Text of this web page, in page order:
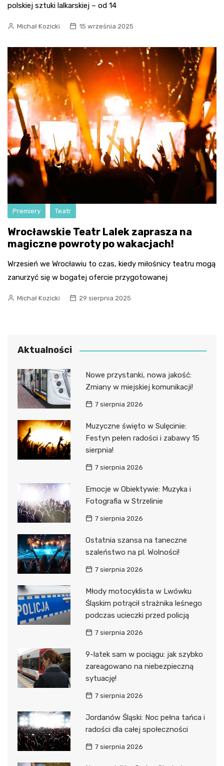
polskiej sztuki lalkarskiej – od 14
Michał Kozicki 15 września 2025
Premiery Teatr
Wrocławskie Teatr Lalek zaprasza na
magiczne powroty po wakacjach!
Wrzesień we Wrocławiu to czas, kiedy miłośnicy teatru mogą
zanurzyć się w bogatej ofercie przygotowanej
Michał Kozicki 29 sierpnia 2025
Aktualności
Nowe przystanki, nowa jakość:
Zmiany w miejskiej komunikacji!
7 sierpnia 2026
Muzyczne święto w Sulęcinie:
Festyn pełen radości i zabawy 15
sierpnia!
7 sierpnia 2026
Emocje w Obiektywie: Muzyka i
Fotografia w Strzelinie
7 sierpnia 2026
Ostatnia szansa na taneczne
szaleństwo na pl. Wolności!
7 sierpnia 2026
Młody motocyklista w Lwówku
Śląskim potrącił strażnika leśnego
podczas ucieczki przed policją
7 sierpnia 2026
9-latek sam w pociągu: jak szybko
zareagowano na niebezpieczną
sytuację!
7 sierpnia 2026
Jordanów Śląski: Noc pełna tańca i
radości dla całej społeczności
7 sierpnia 2026